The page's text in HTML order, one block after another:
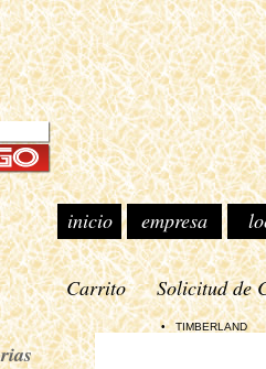
inicio empresa
Carrito Solicitud de
• TIMBERLAND Se